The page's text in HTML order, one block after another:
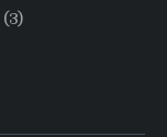
(3)